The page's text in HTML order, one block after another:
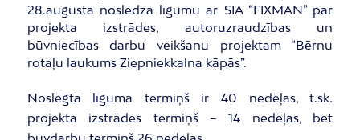
28.augustā noslēdza līgumu ar SIA “FIXMAN” par
projekta izstrādes, autoruzraudzības un
būvniecības darbu veikšanu projektam “Bērnu
rotaļu laukums Ziepniekkalna kāpās”.
Noslēgtā līguma termiņš ir 40 nedēļas, t.sk.
projekta izstrādes termiņš – 14 nedēļas, bet